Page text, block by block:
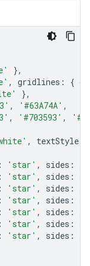
},
, gridlines : {
},
, '#63A74A' ,
, '#703593' ,
, textStyle
: 'star' , sides :
: 'star' , sides :
: 'star' , sides :
: 'star' , sides :
: 'star' , sides :
: 'star' , sides :
: 'star' , sides :